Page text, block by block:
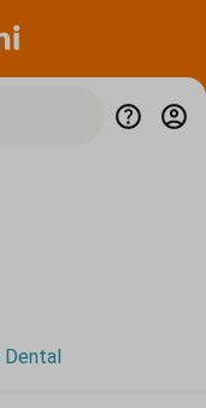
Dental